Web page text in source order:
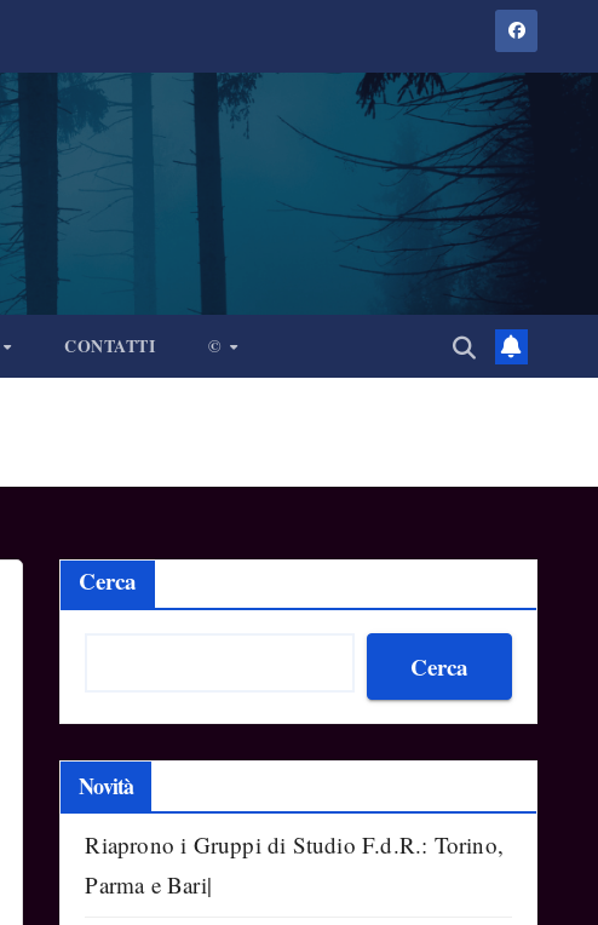
CONTATTI ©
Cerca
Cerca
Novità
Riaprono i Gruppi di Studio F.d.R.: Torino,
Parma e Bari|